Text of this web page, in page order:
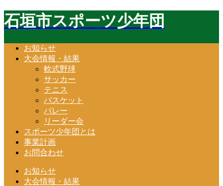
石垣市スポーツ少年団
お知らせ
大会情報・結果
軟式野球
サッカー
テニス
バスケット
バレー
リーダー会
スポーツ少年団とは
事業計画
お問合わせ
お知らせ
大会情報・結果